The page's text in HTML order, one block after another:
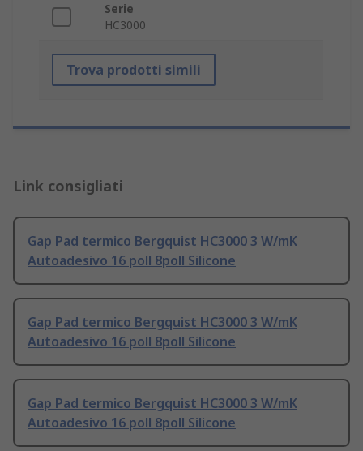
Serie
HC3000
Trova prodotti simili
Link consigliati
Gap Pad termico Bergquist HC3000 3 W/mK
Autoadesivo 16 poll 8poll Silicone
Gap Pad termico Bergquist HC3000 3 W/mK
Autoadesivo 16 poll 8poll Silicone
Gap Pad termico Bergquist HC3000 3 W/mK
Autoadesivo 16 poll 8poll Silicone